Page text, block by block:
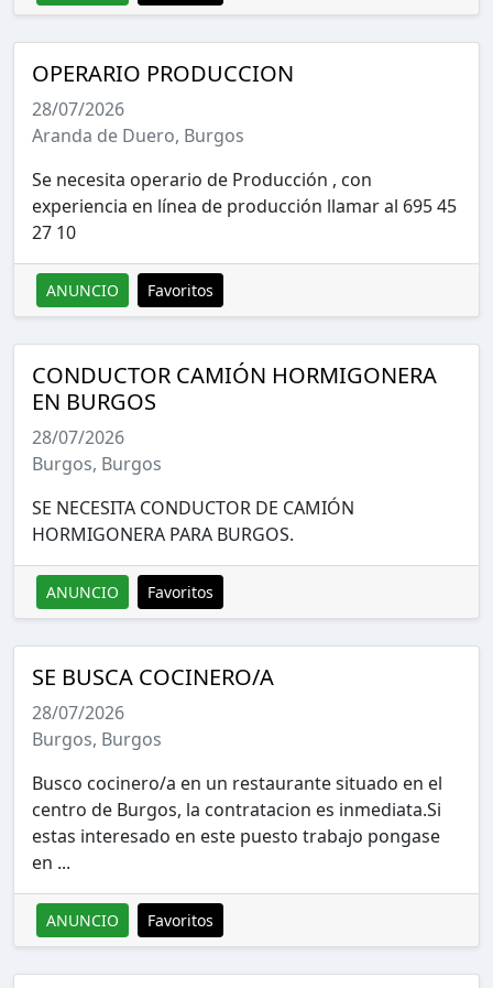
OPERARIO PRODUCCION
28/07/2026
Aranda de Duero, Burgos
Se necesita operario de Producción , con
experiencia en línea de producción llamar al 695 45
27 10
ANUNCIO Favoritos
CONDUCTOR CAMIÓN HORMIGONERA
EN BURGOS
28/07/2026
Burgos, Burgos
SE NECESITA CONDUCTOR DE CAMIÓN
HORMIGONERA PARA BURGOS.
ANUNCIO Favoritos
SE BUSCA COCINERO/A
28/07/2026
Burgos, Burgos
Busco cocinero/a en un restaurante situado en el
centro de Burgos, la contratacion es inmediata.Si
estas interesado en este puesto trabajo pongase
en ...
ANUNCIO Favoritos